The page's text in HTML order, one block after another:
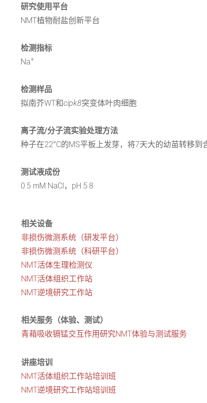
研究使用平台
NMT植物耐盐创新平台
检测指标
Na+
检测样品
拟南芥WT和cipk8突变体叶肉细胞
离子流/分子流实验处理方法
种子在22°C的MS平板上发芽，将7天大的幼苗转移
测试液成份
0.5 mM NaCl，pH 5.8
相关设备
非损伤微测系统（研发平台）
非损伤微测系统（科研平台）
NMT活体生理检测仪
NMT活体组织工作站
NMT逆境研究工作站
相关服务（体验、测试）
青葙吸收镉锰交互作用研究NMT体验与测试服务
讲座培训
NMT活体组织工作站培训班
NMT逆境研究工作站培训班